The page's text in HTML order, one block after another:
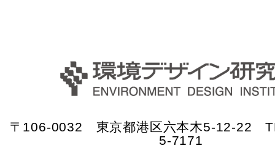
〒106-0032 東京都港区六本木5-12-22
5-7171